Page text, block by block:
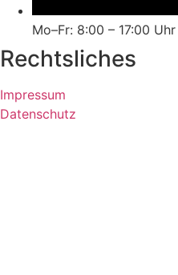
Mo–Fr: 8:00 – 17:00 Uhr
Rechtsliches
Impressum
Datenschutz